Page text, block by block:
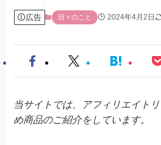
広告 日々のこと 2024年4月2日
当サイトでは、アフィリエイト
め商品のご紹介をしています。